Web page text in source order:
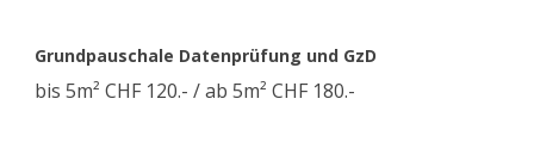
Grundpauschale Datenprüfung und GzD
bis 5m² CHF 120.- / ab 5m² CHF 180.-